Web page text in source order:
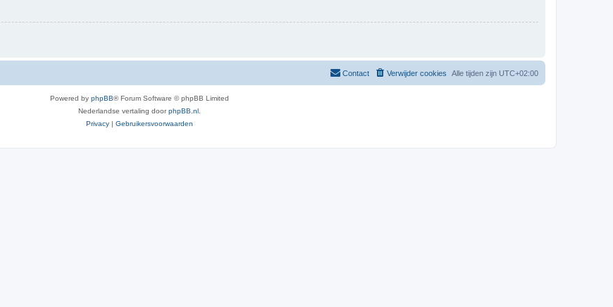
Alle tijden zijn UTC+02:00
Verwijder cookies
Contact
Powered by phpBB® Forum Software © phpBB Limited
Nederlandse vertaling doorphpBB.nl.
Privacy | Gebruikersvoorwaarden